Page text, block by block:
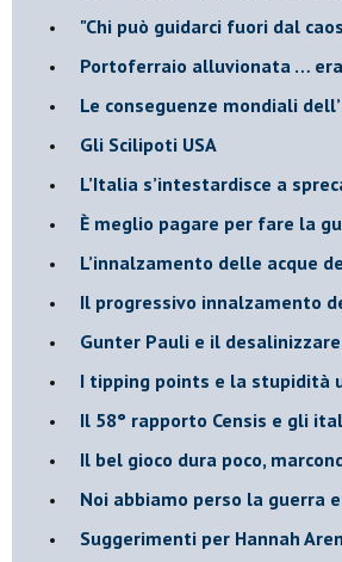
"Chi può guidarci fuori dal
​Portoferraio alluvionata …
Le conseguenze mondiali
​Gli Scilipoti USA
L’Italia s’intestardisce a
È meglio pagare per fare la
​L’innalzamento delle acque
​Il progressivo innalzamento
​Gunter Pauli e il
I tipping points e la stupidità
​Il 58° rapporto Censis e gli
​Il bel gioco dura poco,
Noi abbiamo perso la guerra
Suggerimenti per Hannah